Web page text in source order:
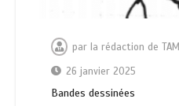
par la rédaction de TAM
26 janvier 2025
Bandes dessinées